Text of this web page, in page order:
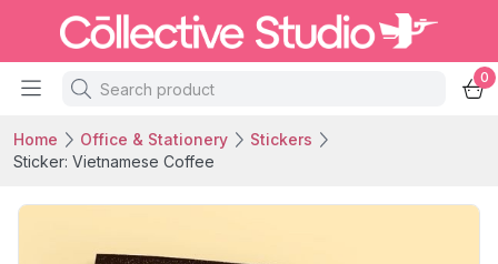
0
Home Office & Stationery
Stickers
Sticker: Vietnamese Coffee